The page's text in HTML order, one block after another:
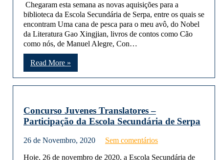
Chegaram esta semana as novas aquisições para a
biblioteca da Escola Secundária de Serpa, entre os quais se
encontram Uma cana de pesca para o meu avô, do Nobel
da Literatura Gao Xingjian, livros de contos como Cão
como nós, de Manuel Alegre, Con…
Read More »
Concurso Juvenes Translatores –
Participação da Escola Secundária de Serpa
26 de Novembro, 2020 Sem comentários
Hoje, 26 de novembro de 2020, a Escola Secundária de